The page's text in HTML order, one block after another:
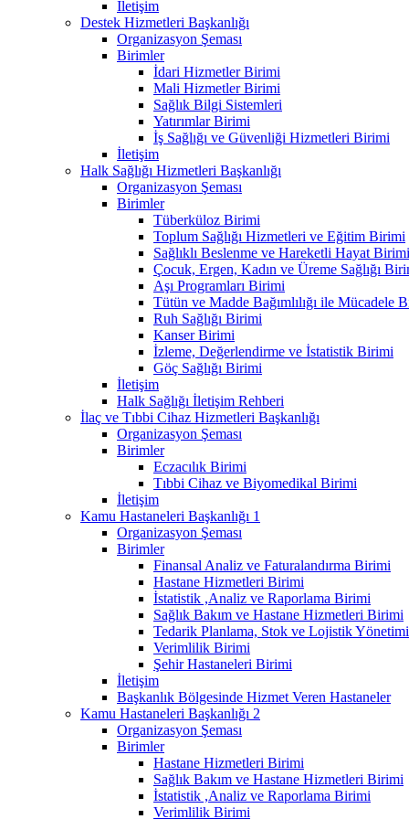
İletişim
Destek Hizmetleri Başkanlığı
Organizasyon Şeması
Birimler
İdari Hizmetler Birimi
Mali Hizmetler Birimi
Sağlık Bilgi Sistemleri
Yatırımlar Birimi
İş Sağlığı ve Güvenliği Hizmetleri Birimi
İletişim
Halk Sağlığı Hizmetleri Başkanlığı
Organizasyon Şeması
Birimler
Tüberküloz Birimi
Toplum Sağlığı Hizmetleri ve Eğitim Birimi
Sağlıklı Beslenme ve Hareketli Hayat Birimi
Çocuk, Ergen, Kadın ve Üreme Sağlığı
Aşı Programları Birimi
Tütün ve Madde Bağımlılığı ile Mücadele
Ruh Sağlığı Birimi
Kanser Birimi
İzleme, Değerlendirme ve İstatistik Birimi
Göç Sağlığı Birimi
İletişim
Halk Sağlığı İletişim Rehberi
İlaç ve Tıbbi Cihaz Hizmetleri Başkanlığı
Organizasyon Şeması
Birimler
Eczacılık Birimi
Tıbbi Cihaz ve Biyomedikal Birimi
İletişim
Kamu Hastaneleri Başkanlığı 1
Organizasyon Şeması
Birimler
Finansal Analiz ve Faturalandırma Birimi
Hastane Hizmetleri Birimi
İstatistik ,Analiz ve Raporlama Birimi
Sağlık Bakım ve Hastane Hizmetleri Birimi
Tedarik Planlama, Stok ve Lojistik
Verimlilik Birimi
Şehir Hastaneleri Birimi
İletişim
Başkanlık Bölgesinde Hizmet Veren Hastaneler
Kamu Hastaneleri Başkanlığı 2
Organizasyon Şeması
Birimler
Hastane Hizmetleri Birimi
Sağlık Bakım ve Hastane Hizmetleri Birimi
İstatistik ,Analiz ve Raporlama Birimi
Verimlilik Birimi